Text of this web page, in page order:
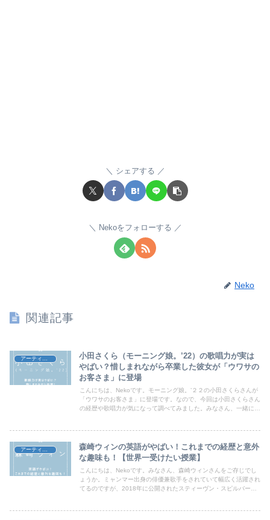
シェアする
Nekoをフォローする
Neko
関連記事
小田さくら（モーニング娘。’22）の歌唱力が実は
やばい？惜しまれながら卒業した彼女が「ウワサの
お客さま」に登場
こんにちは、Nekoです。モーニング娘。’２２の小田さくらさんが
「ウワサのお客さま」に登場です。なので、今回は小田さくらさん
の経歴や歌唱力が気になって調べてみました。みなさん、一緒に確
森崎ウィンの英語がやばい！これまでの経歴と意外
な趣味も！【世界一受けたい授業】
こんにちは、Nekoです。みなさん、森崎ウィンさんをご存じでし
ょうか。ミャンマー出身の俳優兼歌手をされていて幅広く活躍され
てるのですが、2018年に公開されたスティーヴン・スピルバーグ